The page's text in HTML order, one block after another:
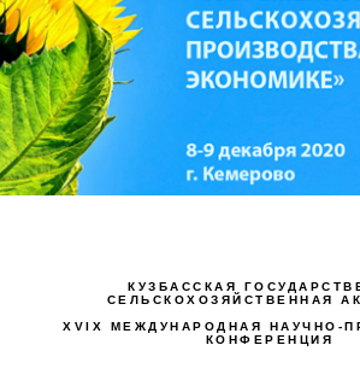
КУЗБАССКАЯ
СЕЛЬСКОХОЗЯЙСТВЕННАЯ
XVIX МЕЖДУНАРОДНАЯ НАУЧНО-
КОНФЕРЕНЦИЯ